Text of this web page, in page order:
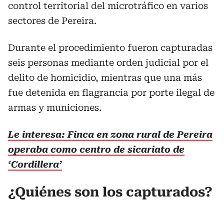
control territorial del microtráfico en varios
sectores de Pereira.
Durante el procedimiento fueron capturadas
seis personas mediante orden judicial por el
delito de homicidio, mientras que una más
fue detenida en flagrancia por porte ilegal de
armas y municiones.
Le interesa: Finca en zona rural de Pereira
operaba como centro de sicariato de
‘Cordillera’
¿Quiénes son los capturados?